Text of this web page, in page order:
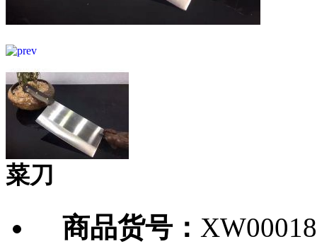
菜刀
商品货号：